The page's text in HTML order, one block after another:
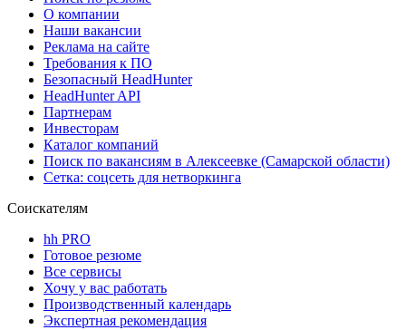
О компании
Наши вакансии
Реклама на сайте
Требования к ПО
Безопасный HeadHunter
HeadHunter API
Партнерам
Инвесторам
Каталог компаний
Поиск по вакансиям в Алексеевке (Самарской области)
Сетка: соцсеть для нетворкинга
Соискателям
hh PRO
Готовое резюме
Все сервисы
Хочу у вас работать
Производственный календарь
Экспертная рекомендация